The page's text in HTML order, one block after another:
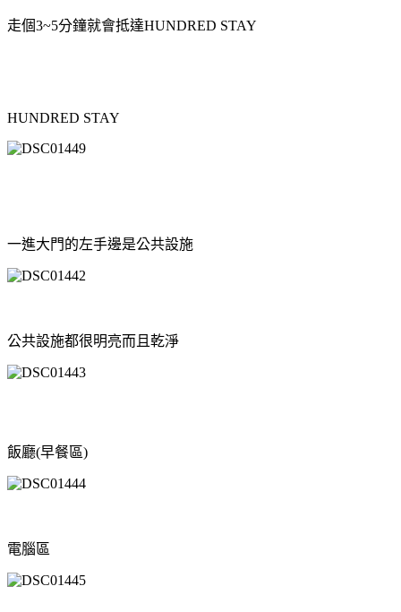
走個3~5分鐘就會抵達HUNDRED STAY
HUNDRED STAY
一進大門的左手邊是公共設施
公共設施都很明亮而且乾淨
飯廳(早餐區)
電腦區